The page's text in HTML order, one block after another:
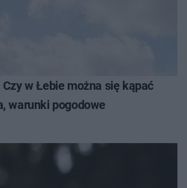
w Łebie można się kąpać
warunki pogodowe